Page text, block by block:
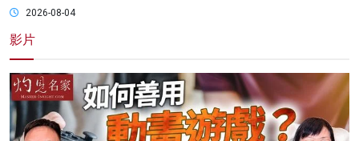
2026-08-04
影片